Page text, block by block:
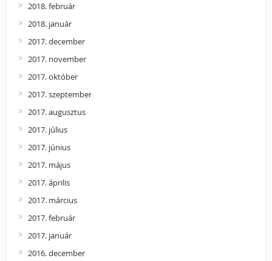
2018. február
2018. január
2017. december
2017. november
2017. október
2017. szeptember
2017. augusztus
2017. július
2017. június
2017. május
2017. április
2017. március
2017. február
2017. január
2016. december